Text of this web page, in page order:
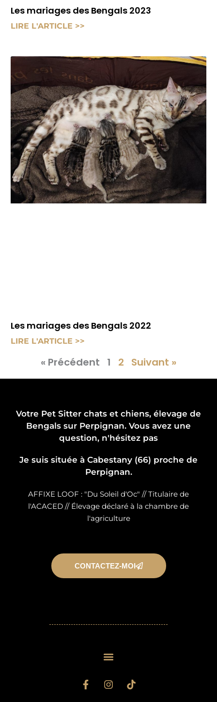
Les mariages des Bengals 2023
LIRE L'ARTICLE >>
Les mariages des Bengals 2022
LIRE L'ARTICLE >>
« Précédent 1 2 Suivant »
Votre Pet Sitter chats et chiens, élevage de
Bengals sur Perpignan. Vous avez une
question, n'hésitez pas
Je suis située à Cabestany (66) proche de
Perpignan.
AFFIXE LOOF : "Du Soleil d'Oc" // Titulaire de
l'ACACED // Élevage déclaré à la chambre de
l'agriculture
CONTACTEZ-MOI
F
I
T